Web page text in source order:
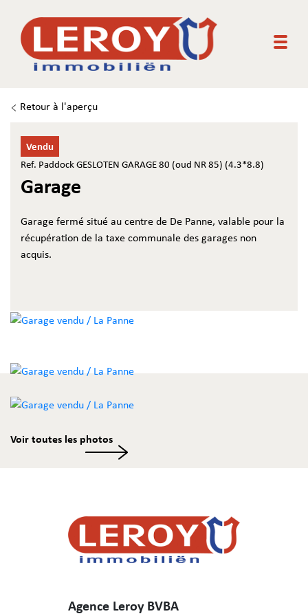
Retour à l'aperçu
Vendu
Ref. Paddock GESLOTEN GARAGE 80 (oud NR 85) (4.3*8.8)
Garage
Garage fermé situé au centre de De Panne, valable pour la
récupération de la taxe communale des garages non
acquis.
Voir toutes les photos
Agence Leroy BVBA